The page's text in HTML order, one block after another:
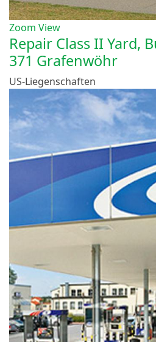
Zoom View
Repair Class II Yard,
371 Grafenwöhr
US-Liegenschaften